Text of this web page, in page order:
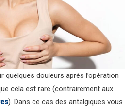
quelques douleurs après l’opération
cela est rare (contrairement aux
). Dans ce cas des antalgiques vous